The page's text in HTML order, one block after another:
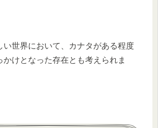
い世界において、カナタがある程度
かけとなった存在とも考えられま